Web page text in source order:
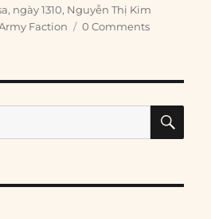
, ngày 1310, Nguyễn Thị Kim
Faction 0 Comments